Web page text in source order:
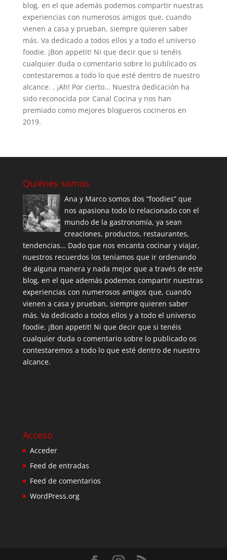
blog, en el que además podemos compartir nuestras
experiencias con numerosos amigos que, cuando
vienen a casa y prueban, siempre quieren saber
más. Va dedicado a todos ellos y a todo el universo
foodie. ¡Bon appetit! Ni que decir que si tenéis
cualquier duda o comentario sobre lo publicado os
contestaremos a todo lo que esté dentro de nuestro
alcance. . ¡Ah! Por cierto... Nuestra dedicación ha
sido reconocida por Canal Cocina y nos han
premiado como mejores blogueros cocineros en
2019.
Quiénes somos
Ana y Marco somos dos “foodies” que
nos apasiona todo lo relacionado con el
mundo de la gastronomía, ya sean
creaciones, productos, restaurantes,
tendencias… Dado que nos encanta cocinar y viajar,
nuestros recuerdos los teníamos que ir ordenando
de alguna manera y nada mejor que a través de este
blog, en el que además podemos compartir nuestras
experiencias con numerosos amigos que, cuando
vienen a casa y prueban, siempre quieren saber
más. Va dedicado a todos ellos y a todo el universo
foodie. ¡Bon appetit! Ni que decir que si tenéis
cualquier duda o comentario sobre lo publicado os
contestaremos a todo lo que esté dentro de nuestro
alcance.
Acceso
Acceder
Feed de entradas
Feed de comentarios
WordPress.org